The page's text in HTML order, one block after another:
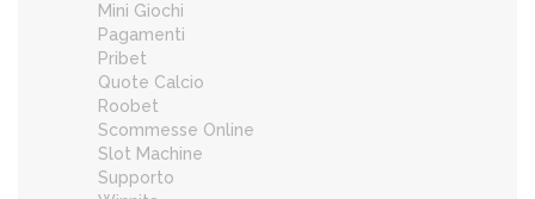
Mini Giochi
Pagamenti
Pribet
Quote Calcio
Roobet
Scommesse Online
Slot Machine
Supporto